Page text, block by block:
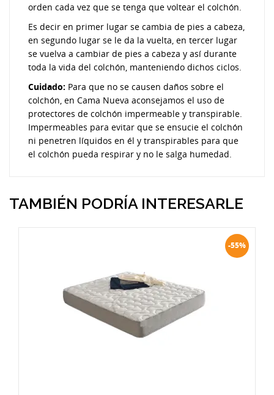
orden cada vez que se tenga que voltear el colchón.
Es decir en primer lugar se cambia de pies a cabeza,
en segundo lugar se le da la vuelta, en tercer lugar
se vuelva a cambiar de pies a cabeza y así durante
toda la vida del colchón, manteniendo dichos ciclos.
Cuidado: Para que no se causen daños sobre el
colchón, en Cama Nueva aconsejamos el uso de
protectores de colchón impermeable y transpirable.
Impermeables para evitar que se ensucie el colchón
ni penetren líquidos en él y transpirables para que
el colchón pueda respirar y no le salga humedad.
TAMBIÉN PODRÍA INTERESARLE
-55%